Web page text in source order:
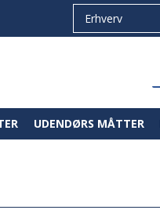
UDENDØRS MÅTTER